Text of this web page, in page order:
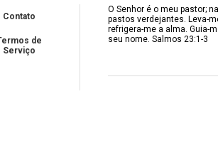
Contato
de
Serviço
O Senhor é o meu pastor;
pastos verdejantes. Leva-
refrigera-me a alma. Guia-
seu nome. Salmos 23:1-3